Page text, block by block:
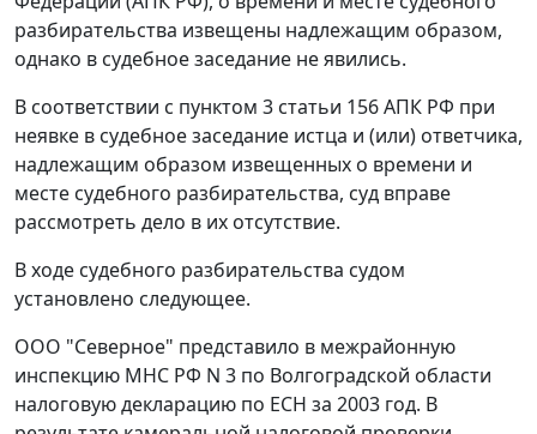
разбирательства извещены надлежащим образом,
однако в судебное заседание не явились.
В соответствии с пунктом 3 статьи 156АПК РФ при
неявке в судебное заседание истца и (или) ответчика,
надлежащим образом извещенных о времени и
месте судебного разбирательства, суд вправе
рассмотреть дело в их отсутствие.
В ходе судебного разбирательства судом
установлено следующее.
ООО "Северное" представило в межрайонную
инспекцию МНС РФ N 3 по Волгоградской области
налоговую декларацию по ЕСН за 2003 год. В